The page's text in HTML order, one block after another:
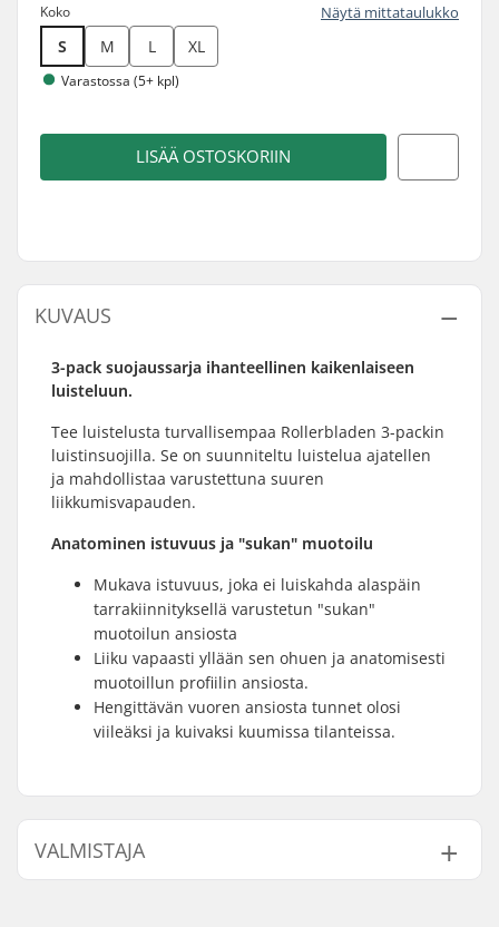
Koko Näytä mittataulukko
S M L XL
Varastossa (5+ kpl)
LISÄÄ OSTOSKORIIN
KUVAUS
3-pack suojaussarja ihanteellinen kaikenlaiseen
luisteluun.
Tee luistelusta turvallisempaa Rollerbladen 3-packin
luistinsuojilla. Se on suunniteltu luistelua ajatellen
ja mahdollistaa varustettuna suuren
liikkumisvapauden.
Anatominen istuvuus ja "sukan" muotoilu
Mukava istuvuus, joka ei luiskahda alaspäin
tarrakiinnityksellä varustetun "sukan"
muotoilun ansiosta
Liiku vapaasti yllään sen ohuen ja anatomisesti
muotoillun profiilin ansiosta.
Hengittävän vuoren ansiosta tunnet olosi
viileäksi ja kuivaksi kuumissa tilanteissa.
VALMISTAJA